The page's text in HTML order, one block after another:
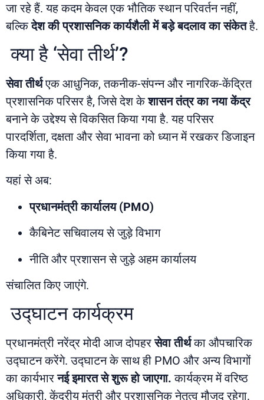
जा रहे हैं. यह कदम केवल एक भौतिक स्थान परिवर्तन नहीं,
बल्किदेश की प्रशासनिक कार्यशैली में बड़े बदलाव का संकेतहै.
क्या है ‘सेवा तीर्थ’?
सेवा तीर्थएक आधुनिक, तकनीक-संपन्न और नागरिक-केंद्रित
प्रशासनिक परिसर है, जिसे देश केशासन तंत्र का नया केंद्र
बनाने के उद्देश्य से विकसित किया गया है. यह परिसर
पारदर्शिता, दक्षता और सेवा भावना को ध्यान में रखकर डिजाइन
किया गया है.
यहां से अब:
प्रधानमंत्री कार्यालय(PMO)
कैबिनेट सचिवालय से जुड़े विभाग
नीति और प्रशासन से जुड़े अहम कार्यालय
संचालित किए जाएंगे.
उद्घाटन कार्यक्रम
प्रधानमंत्री नरेंद्र मोदी आज दोपहरसेवा तीर्थका औपचारिक
उद्घाटन करेंगे. उद्घाटन के साथ ही PMO और अन्य विभागों
का कार्यभारनई इमारत से शुरू हो जाएगा. कार्यक्रम में वरिष्ठ
अधिकारी, केंद्रीय मंत्री और प्रशासनिक नेतृत्व मौजूद रहेगा.